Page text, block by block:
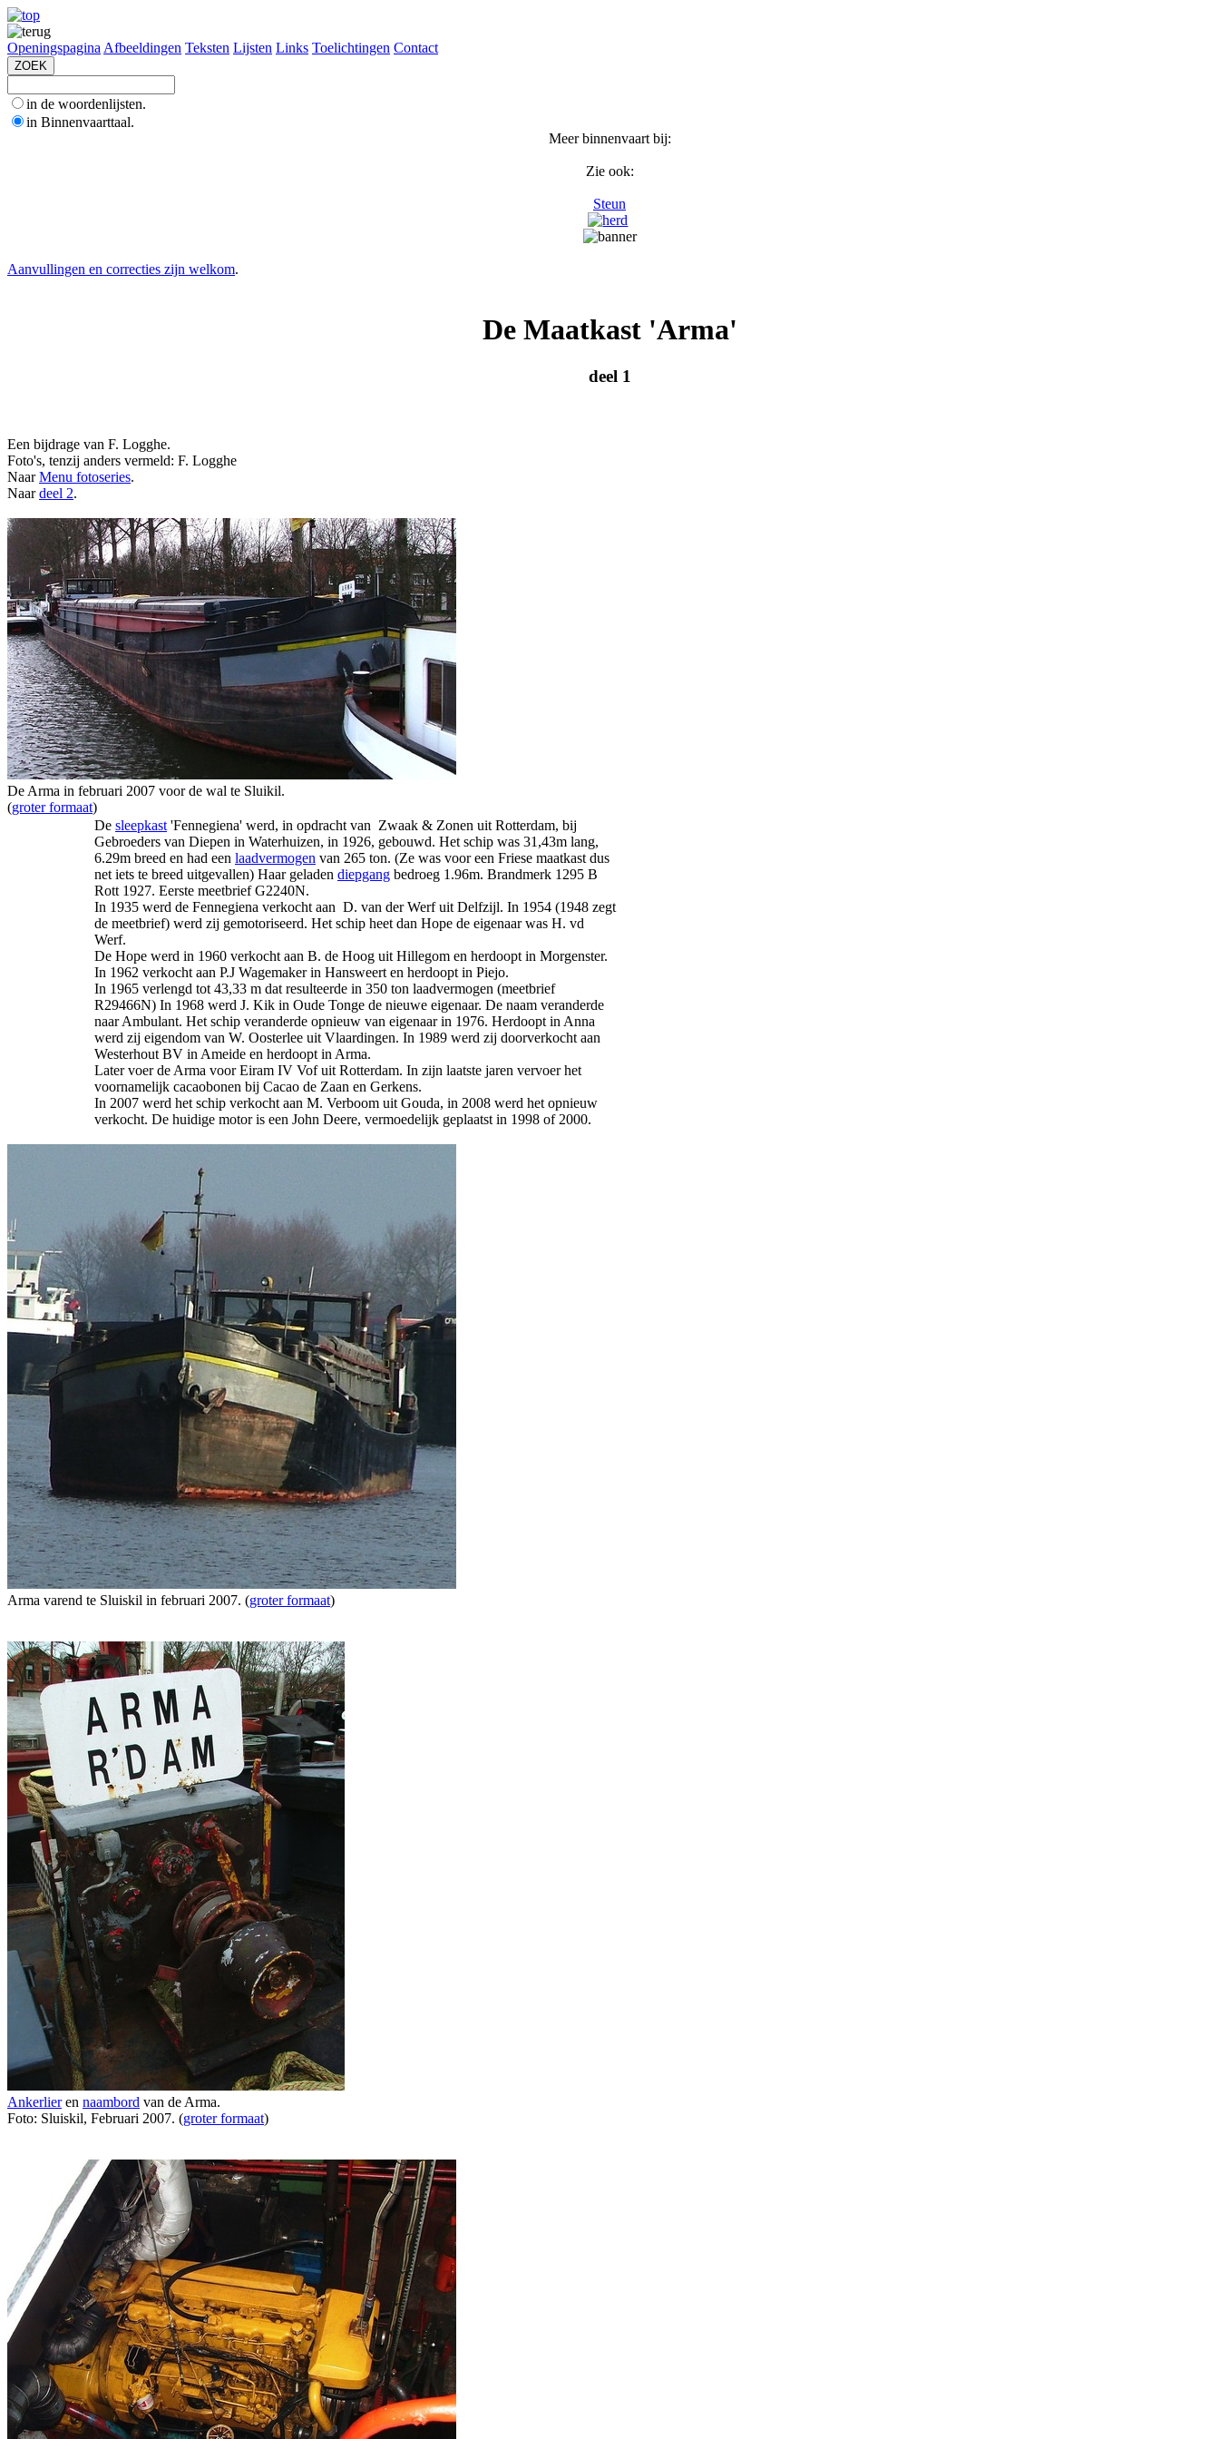
Openingspagina Afbeeldingen Teksten Lijsten Links Toelichtingen Contact
in de woordenlijsten.
in Binnenvaarttaal.
Meer binnenvaart bij:
Zie ook:
Steun
Aanvullingen en correcties zijn welkom.
De Maatkast 'Arma'
deel 1
Een bijdrage van F. Logghe.
Foto's, tenzij anders vermeld: F. Logghe
NaarMenu fotoseries.
Naardeel 2.
De Arma in februari 2007 voor de wal te Sluikil.
(groter formaat)
De sleepkast 'Fennegiena' werd, in opdracht van Zwaak & Zonen uit Rotterdam, bij
Gebroeders van Diepen in Waterhuizen, in 1926, gebouwd. Het schip was 31,43m lang,
6.29m breed en had een laadvermogen van 265 ton. (Ze was voor een Friese maatkast dus
net iets te breed uitgevallen) Haar geladen diepgang bedroeg 1.96m. Brandmerk 1295 B
Rott 1927. Eerste meetbrief G2240N.
In 1935 werd de Fennegiena verkocht aan D. van der Werf uit Delfzijl. In 1954 (1948 zegt
de meetbrief) werd zij gemotoriseerd. Het schip heet dan Hope de eigenaar was H. vd
Werf.
De Hope werd in 1960 verkocht aan B. de Hoog uit Hillegom en herdoopt in Morgenster.
In 1962 verkocht aan P.J Wagemaker in Hansweert en herdoopt in Piejo.
In 1965 verlengd tot 43,33 m dat resulteerde in 350 ton laadvermogen (meetbrief
R29466N) In 1968 werd J. Kik in Oude Tonge de nieuwe eigenaar. De naam veranderde
naar Ambulant. Het schip veranderde opnieuw van eigenaar in 1976. Herdoopt in Anna
werd zij eigendom van W. Oosterlee uit Vlaardingen. In 1989 werd zij doorverkocht aan
Westerhout BV in Ameide en herdoopt in Arma.
Later voer de Arma voor Eiram IV Vof uit Rotterdam. In zijn laatste jaren vervoer het
voornamelijk cacaobonen bij Cacao de Zaan en Gerkens.
In 2007 werd het schip verkocht aan M. Verboom uit Gouda, in 2008 werd het opnieuw
verkocht. De huidige motor is een John Deere, vermoedelijk geplaatst in 1998 of 2000.
Arma varend te Sluiskil in februari 2007. (groter formaat)
Ankerlieren naambord van de Arma.
Foto: Sluiskil, Februari 2007. (groter formaat)